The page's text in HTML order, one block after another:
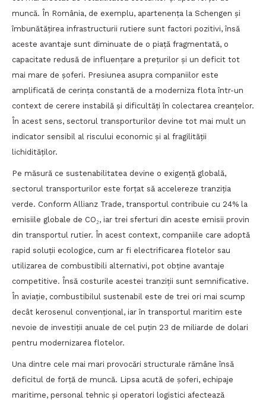
muncă. În România, de exemplu, apartenența la Schengen și
îmbunătățirea infrastructurii rutiere sunt factori pozitivi, însă
aceste avantaje sunt diminuate de o piață fragmentată, o
capacitate redusă de influențare a prețurilor și un deficit tot
mai mare de șoferi. Presiunea asupra companiilor este
amplificată de cerința constantă de a moderniza flota într-un
context de cerere instabilă și dificultăți în colectarea creanțelor.
În acest sens, sectorul transporturilor devine tot mai mult un
indicator sensibil al riscului economic și al fragilității
lichidităților.
Pe măsură ce sustenabilitatea devine o exigență globală,
sectorul transporturilor este forțat să accelereze tranziția
verde. Conform Allianz Trade, transportul contribuie cu 24% la
emisiile globale de CO₂, iar trei sferturi din aceste emisii provin
din transportul rutier. În acest context, companiile care adoptă
rapid soluții ecologice, cum ar fi electrificarea flotelor sau
utilizarea de combustibili alternativi, pot obține avantaje
competitive. Însă costurile acestei tranziții sunt semnificative.
În aviație, combustibilul sustenabil este de trei ori mai scump
decât kerosenul convențional, iar în transportul maritim este
nevoie de investiții anuale de cel puțin 23 de miliarde de dolari
pentru modernizarea flotelor.
Una dintre cele mai mari provocări structurale rămâne însă
deficitul de forță de muncă. Lipsa acută de șoferi, echipaje
maritime, personal tehnic și operatori logistici afectează